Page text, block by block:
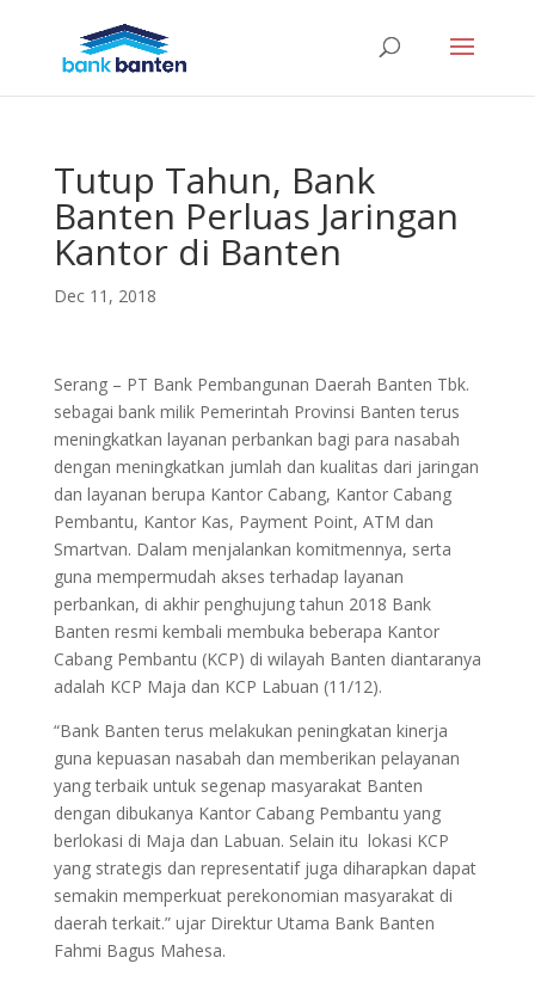
Tutup Tahun, Bank
Banten Perluas Jaringan
Kantor di Banten
Dec 11, 2018
Serang – PT Bank Pembangunan Daerah Banten Tbk.
sebagai bank milik Pemerintah Provinsi Banten terus
meningkatkan layanan perbankan bagi para nasabah
dengan meningkatkan jumlah dan kualitas dari jaringan
dan layanan berupa Kantor Cabang, Kantor Cabang
Pembantu, Kantor Kas, Payment Point, ATM dan
Smartvan. Dalam menjalankan komitmennya, serta
guna mempermudah akses terhadap layanan
perbankan, di akhir penghujung tahun 2018 Bank
Banten resmi kembali membuka beberapa Kantor
Cabang Pembantu (KCP) di wilayah Banten diantaranya
adalah KCP Maja dan KCP Labuan (11/12).
“Bank Banten terus melakukan peningkatan kinerja
guna kepuasan nasabah dan memberikan pelayanan
yang terbaik untuk segenap masyarakat Banten
dengan dibukanya Kantor Cabang Pembantu yang
berlokasi di Maja dan Labuan. Selain itu lokasi KCP
yang strategis dan representatif juga diharapkan dapat
semakin memperkuat perekonomian masyarakat di
daerah terkait.” ujar Direktur Utama Bank Banten
Fahmi Bagus Mahesa.